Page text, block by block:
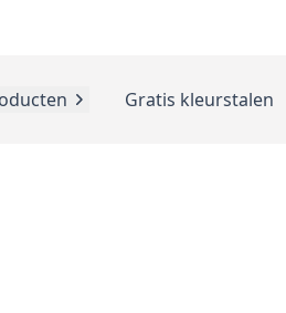
Gratis kleurstalen